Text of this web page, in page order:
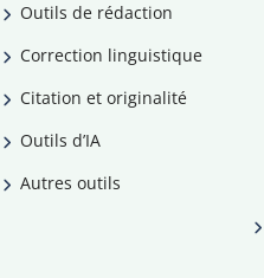
Outils de rédaction
Correction linguistique
Citation et originalité
Outils d’IA
Autres outils